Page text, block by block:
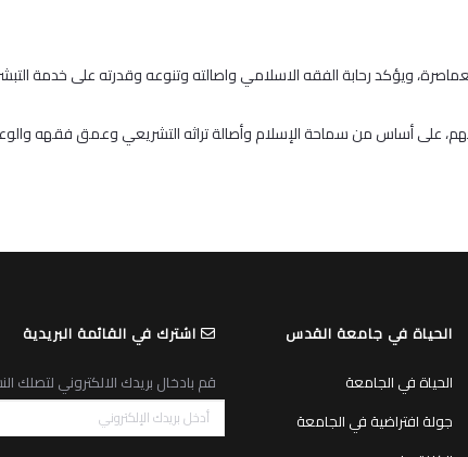
ويؤكد رحابة الفقه الاسلامي واصالته وتنوعه وقدرته على خدمة
على أساس من سماحة الإسلام وأصالة تراثه التشريعي وعمق فقهه
الحياة في جامعة القدس
الحياة في الجامعة
جولة افتراضية في الجامعة
اشترك في القائمة البريدية
قم بادخال بريدك الالكتروني لتصلك